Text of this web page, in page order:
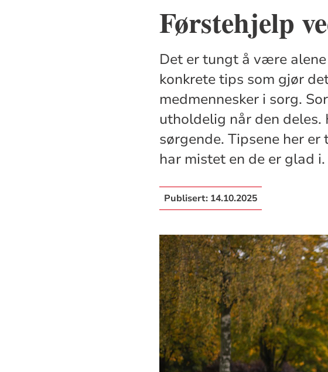
Førstehjelp
Det er tungt å være
konkrete tips som gjør
medmennesker i sorg.
utholdelig når den
sørgende. Tipsene her
har mistet en de er glad i.
Publisert: 14.10.2025